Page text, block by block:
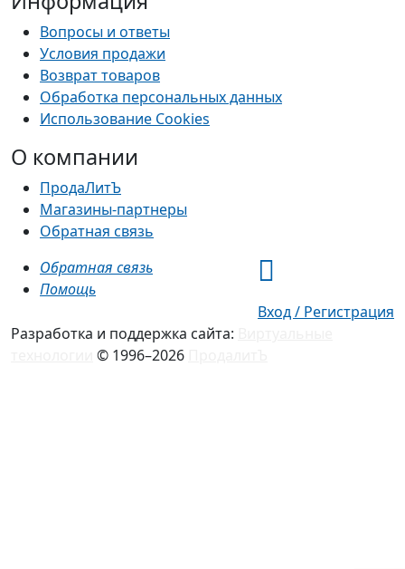
Вопросы и ответы
Условия продажи
Возврат товаров
Обработка персональных данных
Использование Cookies
О компании
ПродаЛитЪ
Магазины-партнеры
Обратная связь
Обратная связь
Помощь
Вход / Регистрация
Разработка и поддержка сайта:
© 1996–2026